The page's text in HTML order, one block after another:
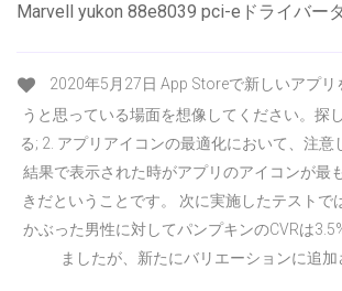
Marvell yukon 88e8039 pci-eドライバー
2020年5月27日 App Storeで新しいアプリ
うと思っている場面を想像してください。探
る; 2. アプリアイコンの最適化において、注意
結果で表示された時がアプリのアイコンが最
きだということです。 次に実施したテストで
かぶった男性に対してパンプキンのCVRは
ましたが、新たにバリエーションに追